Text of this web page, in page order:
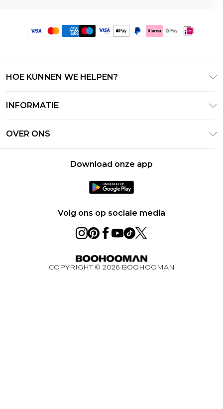
HOE KUNNEN WE HELPEN?
Retourneer uw bestelling
Bezorginformatie
Retourbeleid – Bijgewerkt mei 2026
INFORMATIE
Privacybeleid - Bijgewerkt juni 2026
BOOHOOMAN App
Winactie Ultiem Techpakket Augustus 2026
OVER ONS
Verklaring over moderne slavernij
Download onze app
Volg ons op sociale media
COPYRIGHT © 2026 BOOHOOMAN